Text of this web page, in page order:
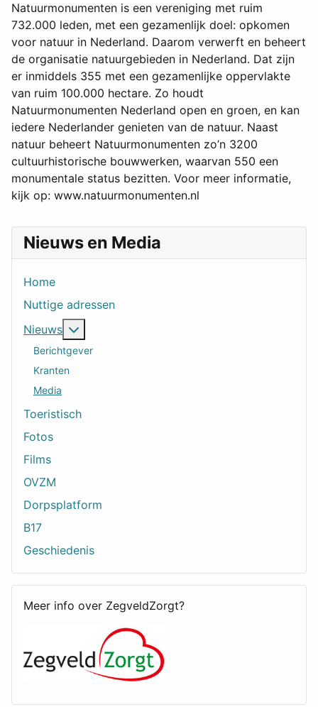
Nieuws en Media
Home
Nuttige adressen
Nieuws
Berichtgever
Kranten
Media
Toeristisch
Fotos
Films
OVZM
Dorpsplatform
B17
Geschiedenis
Meer info over ZegveldZorgt?
Natuurmonumenten is een vereniging met ruim
732.000 leden, met een gezamenlijk doel: opkomen
voor natuur in Nederland. Daarom verwerft en beheert
de organisatie natuurgebieden in Nederland. Dat zijn
er inmiddels 355 met een gezamenlijke oppervlakte
van ruim 100.000 hectare. Zo houdt
Natuurmonumenten Nederland open en groen, en kan
iedere Nederlander genieten van de natuur. Naast
natuur beheert Natuurmonumenten zo’n 3200
cultuurhistorische bouwwerken, waarvan 550 een
monumentale status bezitten. Voor meer informatie,
kijk op: www.natuurmonumenten.nl